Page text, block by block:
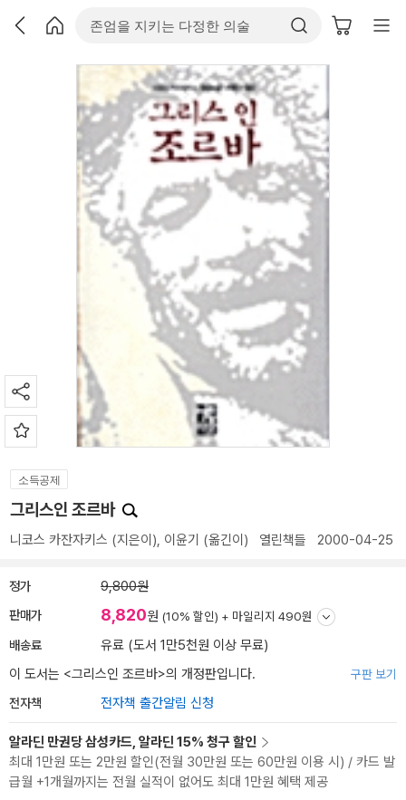
소득공제
그리스인 조르바
니코스 카잔자키스 (지은이), 이윤기 (옮긴이) 열린책들 2000-04-25
정가 9,800원
판매가 8,820원 (10% 할인) + 마일리지 490원
배송료
유료 (도서 1만5천원 이상 무료)
이 도서는 <그리스인 조르바>의 개정판입니다. 구판 보기
전자책 전자책 출간알림 신청
알라딘 만권당 삼성카드, 알라딘 15% 청구 할인
최대 1만원 또는 2만원 할인(전월 30만원 또는 60만원 이용 시) / 카드 발
급월 +1개월까지는 전월 실적이 없어도 최대 1만원 혜택 제공